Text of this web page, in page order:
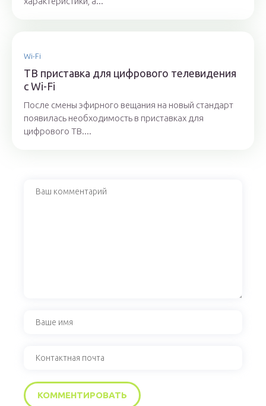
Wi-Fi
ТВ приставка для цифрового телевидения
с Wi-Fi
После смены эфирного вещания на новый стандарт
появилась необходимость в приставках для
цифрового ТВ....